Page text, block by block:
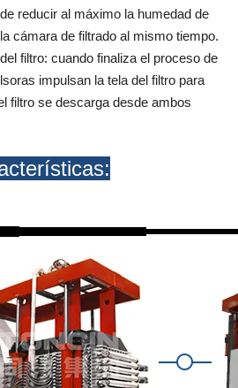
reducir al máximo la humedad de
cámara de filtrado al mismo tiempo.
filtro: cuando finaliza el proceso de
impulsan la tela del filtro para
filtro se descarga desde ambos